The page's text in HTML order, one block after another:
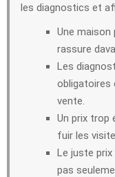
les diagnostics et
Une maison
rassure
Les
obligatoires
vente.
Un prix trop
fuir les
Le juste
pas